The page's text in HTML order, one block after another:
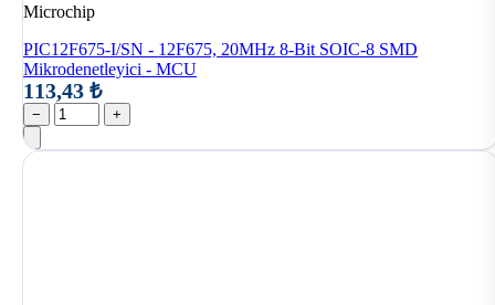
Microchip
PIC12F675-I/SN - 12F675, 20MHz 8-Bit SOIC-8 SMD
Mikrodenetleyici - MCU
113,43 ₺
− +